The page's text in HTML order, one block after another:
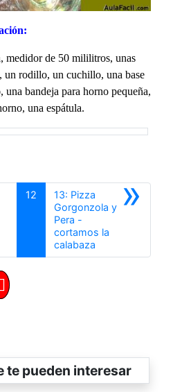
medidor de 50 mililitros, unas
un rodillo, un cuchillo, una base
una bandeja para horno pequeña,
una espátula.
12 »
13: Pizza
Gorgonzola y
Pera -
cortamos la
calabaza
te pueden interesar